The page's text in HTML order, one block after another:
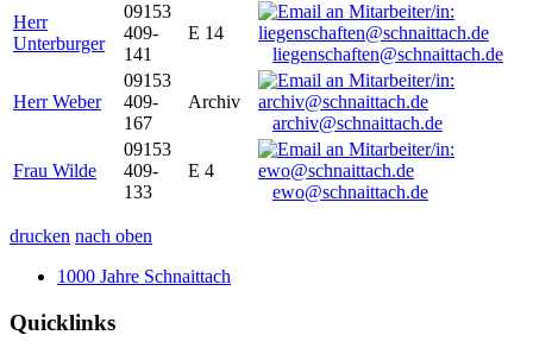
Herr
Unterburger
09153
409-
141
E 14
liegenschaften@schnaittach.de
Herr Weber
09153
409-
167
Archiv
archiv@schnaittach.de
Frau Wilde
09153
409-
133
E 4
ewo@schnaittach.de
drucken nach oben
1000 Jahre Schnaittach
Quicklinks